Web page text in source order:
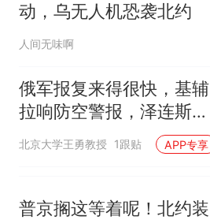
动，乌无人机恐袭北约
人间无味啊
俄军报复来得很快，基辅
拉响防空警报，泽连斯
基：寻求与中国对话
北京大学王勇教授 1跟贴 APP专享
普京搁这等着呢！北约装